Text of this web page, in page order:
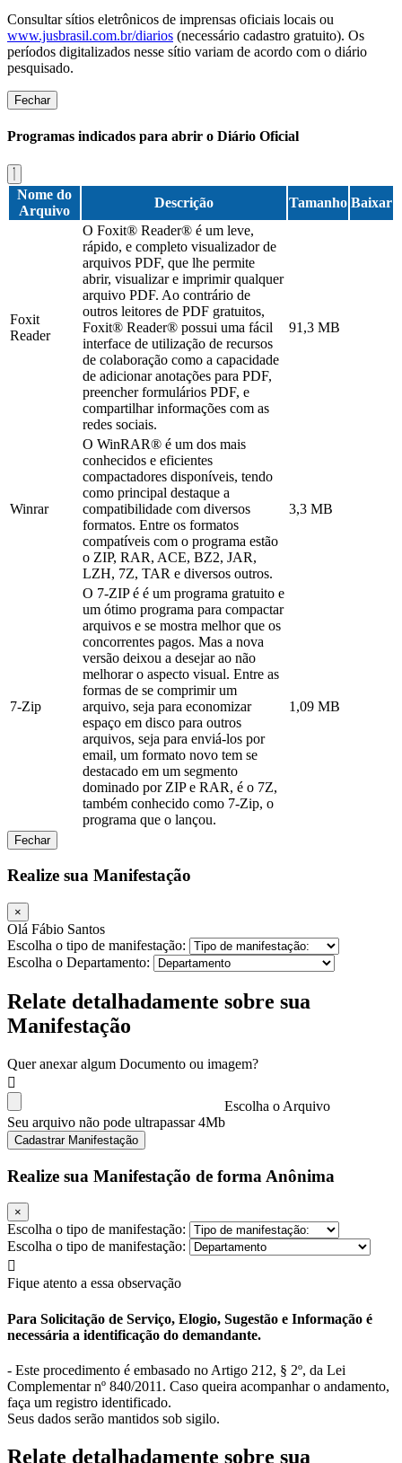
Consultar sítios eletrônicos de imprensas oficiais locais ou
www.jusbrasil.com.br/diarios (necessário cadastro gratuito). Os
períodos digitalizados nesse sítio variam de acordo com o diário
pesquisado.
Fechar
Programas indicados para abrir o Diário Oficial
Nome do
Arquivo
Descrição Tamanho Baixar
Foxit
Reader
O Foxit® Reader® é um leve,
rápido, e completo visualizador de
arquivos PDF, que lhe permite
abrir, visualizar e imprimir qualquer
arquivo PDF. Ao contrário de
outros leitores de PDF gratuitos,
Foxit® Reader® possui uma fácil
interface de utilização de recursos
de colaboração como a capacidade
de adicionar anotações para PDF,
preencher formulários PDF, e
compartilhar informações com as
redes sociais.
91,3 MB
Winrar
O WinRAR® é um dos mais
conhecidos e eficientes
compactadores disponíveis, tendo
como principal destaque a
compatibilidade com diversos
formatos. Entre os formatos
compatíveis com o programa estão
o ZIP, RAR, ACE, BZ2, JAR,
LZH, 7Z, TAR e diversos outros.
3,3 MB
7-Zip
O 7-ZIP é é um programa gratuito e
um ótimo programa para compactar
arquivos e se mostra melhor que os
concorrentes pagos. Mas a nova
versão deixou a desejar ao não
melhorar o aspecto visual. Entre as
formas de se comprimir um
arquivo, seja para economizar
espaço em disco para outros
arquivos, seja para enviá-los por
email, um formato novo tem se
destacado em um segmento
dominado por ZIP e RAR, é o 7Z,
também conhecido como 7-Zip, o
programa que o lançou.
1,09 MB
Fechar
Realize sua Manifestação
×
Olá Fábio Santos
Escolha o tipo de manifestação:
Escolha o Departamento:
Relate detalhadamente sobre sua
Manifestação
Quer anexar algum Documento ou imagem?
Escolha o Arquivo
Seu arquivo não pode ultrapassar 4Mb
Cadastrar Manifestação
Realize sua Manifestação de forma Anônima
×
Escolha o tipo de manifestação:
Escolha o tipo de manifestação:
Fique atento a essa observação
Para Solicitação de Serviço, Elogio, Sugestão e Informação é
necessária a identificação do demandante.
- Este procedimento é embasado no Artigo 212, § 2º, da Lei
Complementar nº 840/2011. Caso queira acompanhar o andamento,
faça um registro identificado.
Seus dados serão mantidos sob sigilo.
Relate detalhadamente sobre sua